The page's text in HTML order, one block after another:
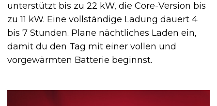
unterstützt bis zu 22 kW, die Core-Version bis
zu 11 kW. Eine vollständige Ladung dauert 4
bis 7 Stunden. Plane nächtliches Laden ein,
damit du den Tag mit einer vollen und
vorgewärmten Batterie beginnst.